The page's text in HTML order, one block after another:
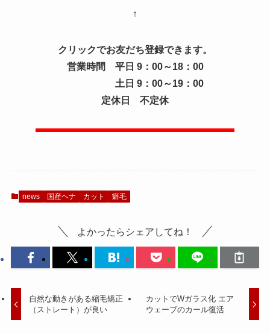
↑
クリックでお友だち登録できます。
営業時間 平日 9：00～18：00
土日 9：00～19：00
定休日 不定休
news 国産ヘナ カット 癖毛
よかったらシェアしてね！
自然な動きがある縮毛矯正
（ストレート）が良い
カットでWガラス化 エア
ウェーブのカール復活